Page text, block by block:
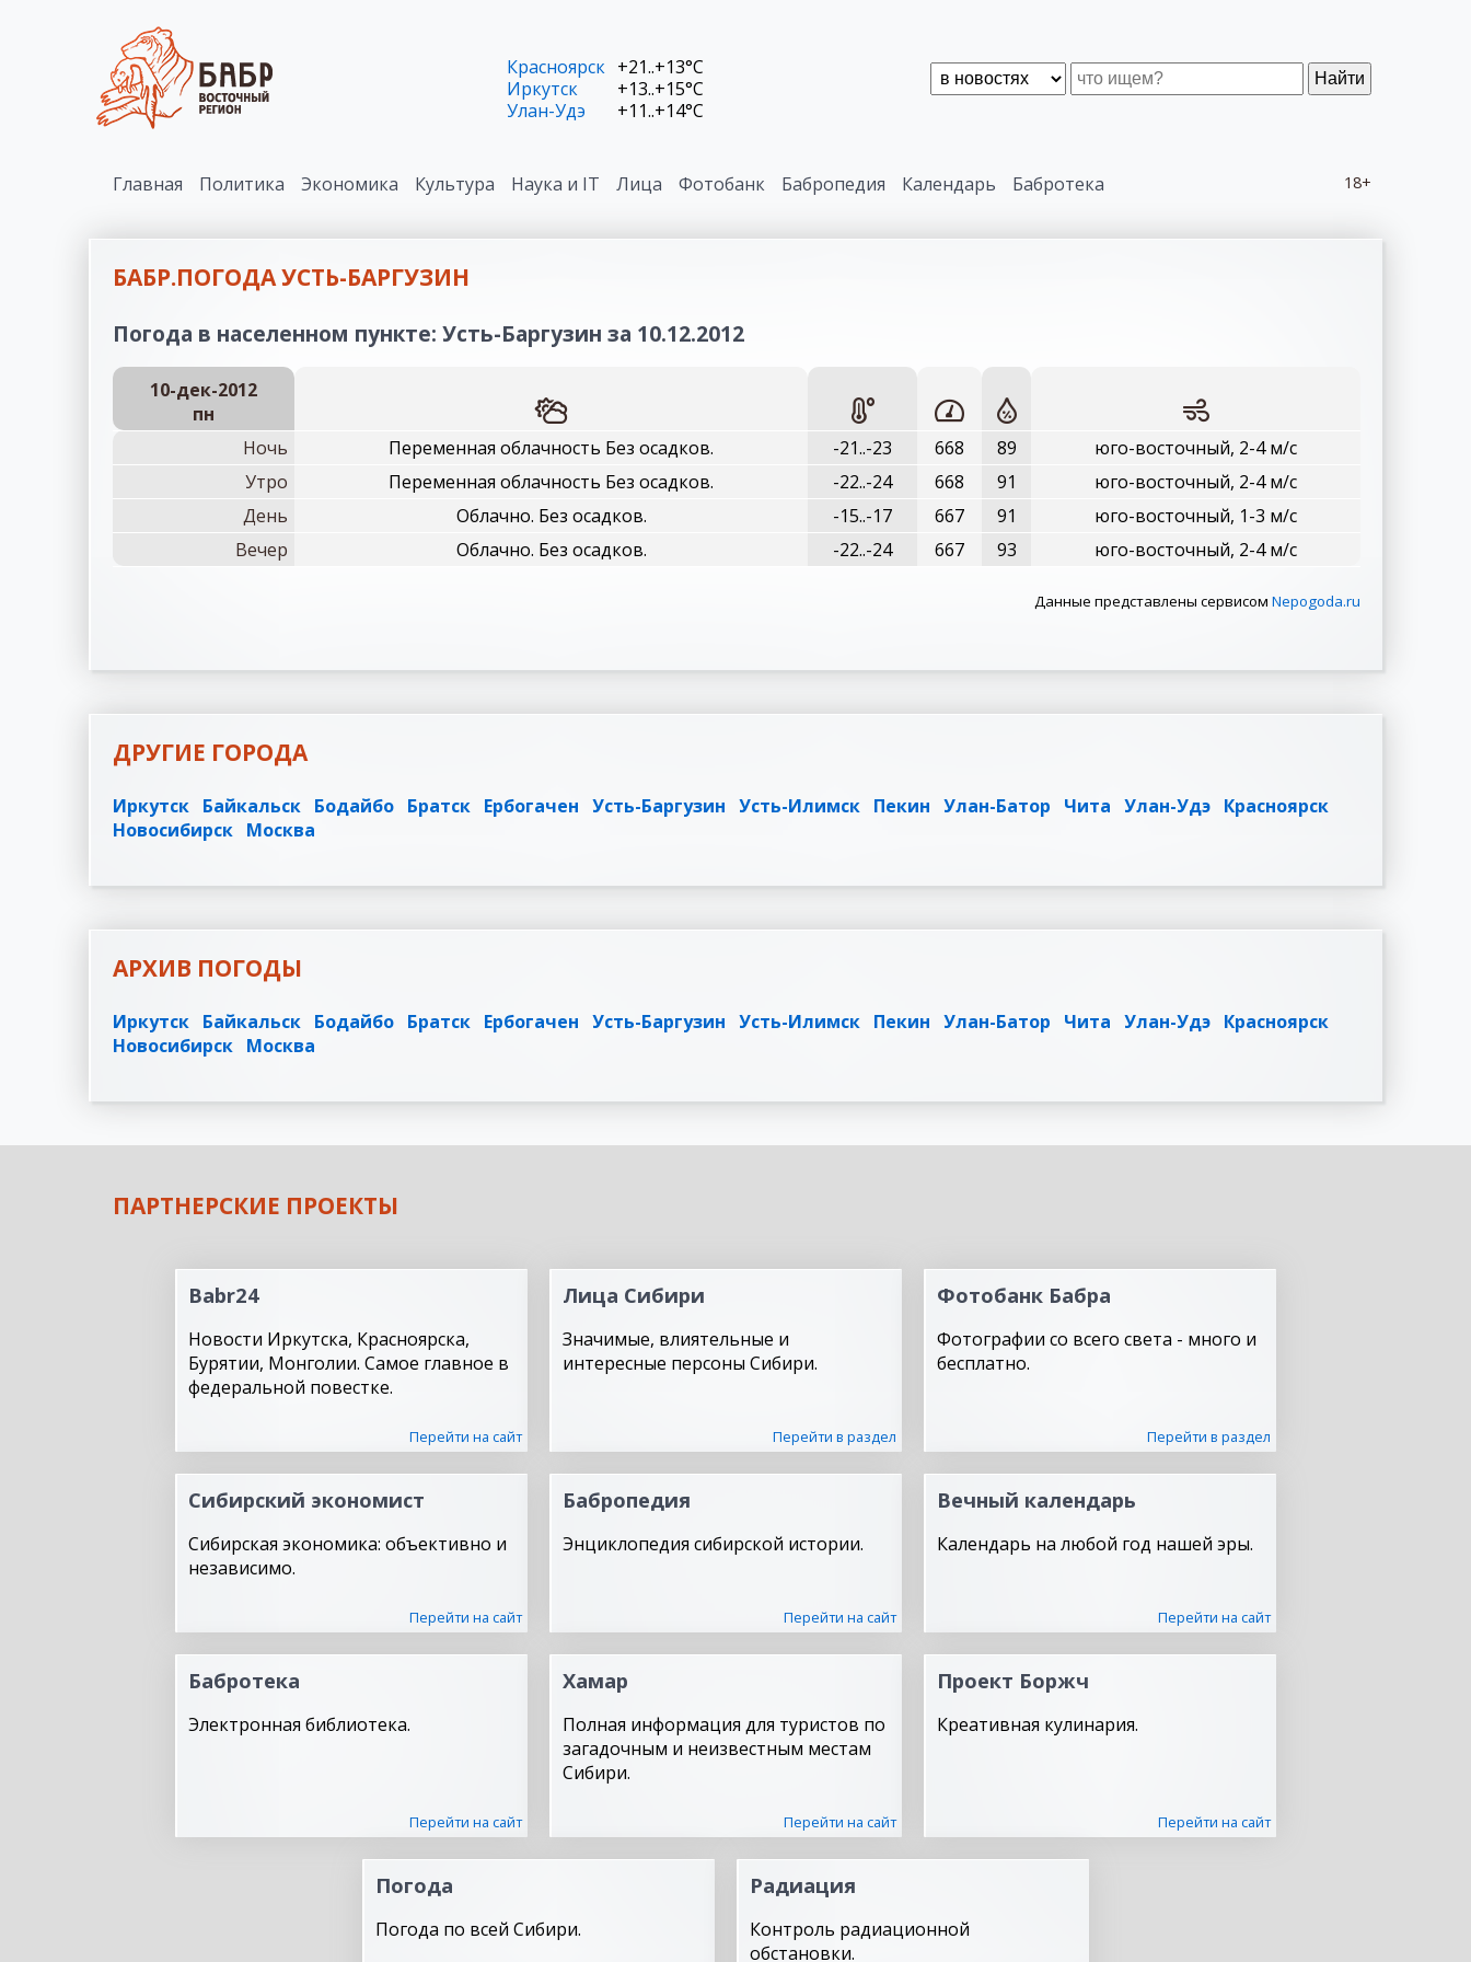
Найти
Красноярск +21..+13°C
Иркутск
+13..+15°C
Улан-Удэ
+11..+14°C
18+
Главная Политика Экономика Культура Наука и IT Лица Фотобанк Бабропедия Календарь Бабротека
БАБР.ПОГОДА УСТЬ-БАРГУЗИН
Погода в населенном пункте: Усть-Баргузин за 10.12.2012
10-дек-2012
пн
Ночь
Переменная облачность Без осадков. -21..-23 668 89
юго-восточный, 2-4 м/с
Утро
Переменная облачность Без осадков. -22..-24 668 91
юго-восточный, 2-4 м/с
День
Облачно. Без осадков. -15..-17 667 91
юго-восточный, 1-3 м/с
Вечер
Облачно. Без осадков. -22..-24 667 93 юго-восточный, 2-4 м/с
Данные представлены сервисом Nepogoda.ru
ДРУГИЕ ГОРОДА
Иркутск Байкальск Бодайбо Братск Ербогачен Усть-Баргузин Усть-Илимск Пекин Улан-Батор Чита Улан-Удэ Красноярск
Новосибирск Москва
АРХИВ ПОГОДЫ
Иркутск Байкальск Бодайбо Братск Ербогачен Усть-Баргузин Усть-Илимск Пекин Улан-Батор Чита Улан-Удэ Красноярск
Новосибирск Москва
ПАРТНЕРСКИЕ ПРОЕКТЫ
Babr24
Новости Иркутска, Красноярска,
Бурятии, Монголии. Самое главное в
федеральной повестке.
Перейти на сайт
Лица Сибири
Значимые, влиятельные и
интересные персоны Сибири.
Перейти в раздел
Фотобанк Бабра
Фотографии со всего света - много и
бесплатно.
Перейти в раздел
Сибирский экономист
Сибирская экономика: объективно и
независимо.
Перейти на сайт
Бабропедия
Энциклопедия сибирской истории.
Перейти на сайт
Вечный календарь
Календарь на любой год нашей эры.
Перейти на сайт
Бабротека
Электронная библиотека.
Перейти на сайт
Хамар
Полная информация для туристов по
загадочным и неизвестным местам
Сибири.
Перейти на сайт
Проект Боржч
Креативная кулинария.
Перейти на сайт
Погода
Погода по всей Сибири.
Радиация
Контроль радиационной
обстановки.